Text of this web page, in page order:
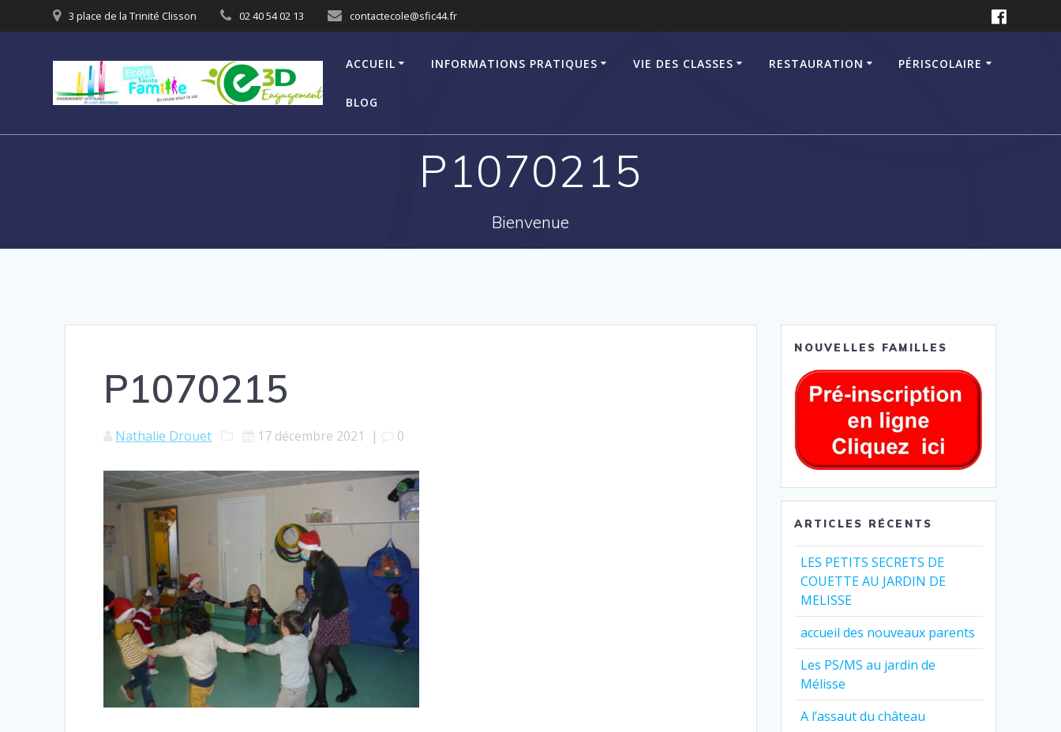
3 place de la Trinité Clisson 02 40 54 02 13 contactecole@sfic44.fr
ACCUEIL INFORMATIONS PRATIQUES VIE DES CLASSES RESTAURATION PÉRISCOLAIRE
BLOG
P1070215
Bienvenue
P1070215
Nathalie Drouet 17 décembre 2021 | 0
NOUVELLES FAMILLES
ARTICLES RÉCENTS
LES PETITS SECRETS DE
COUETTE AU JARDIN DE
MELISSE
accueil des nouveaux parents
Les PS/MS au jardin de
Mélisse
A l’assaut du château